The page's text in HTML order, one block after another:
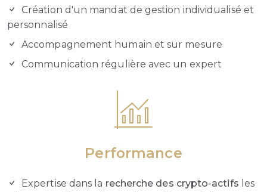
Création d'un mandat de gestion individualisé et
personnalisé
Accompagnement humain et sur mesure
Communication régulière avec un expert
Performance
Expertise dans la recherche des crypto-actifs les